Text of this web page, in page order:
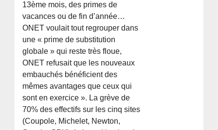
13ème mois, des primes de
vacances ou de fin d’année…
ONET voulait tout regrouper dans
une « prime de substitution
globale » qui reste très floue,
ONET refusait que les nouveaux
embauchés bénéficient des
mêmes avantages que ceux qui
sont en exercice ». La grève de
70% des effectifs sur les cinq sites
(Coupole, Michelet, Newton,